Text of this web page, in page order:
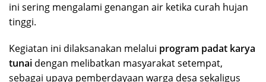
ini sering mengalami genangan air ketika curah hujan
tinggi.
Kegiatan ini dilaksanakan melalui program padat karya
tunai dengan melibatkan masyarakat setempat,
sebagai upaya pemberdayaan warga desa sekaligus